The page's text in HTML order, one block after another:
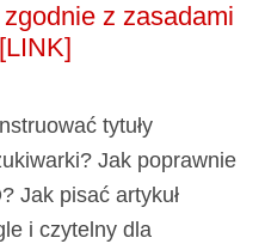
z zasadami
tytuły
Jak poprawnie
Jak pisać artykuł
i czytelny dla